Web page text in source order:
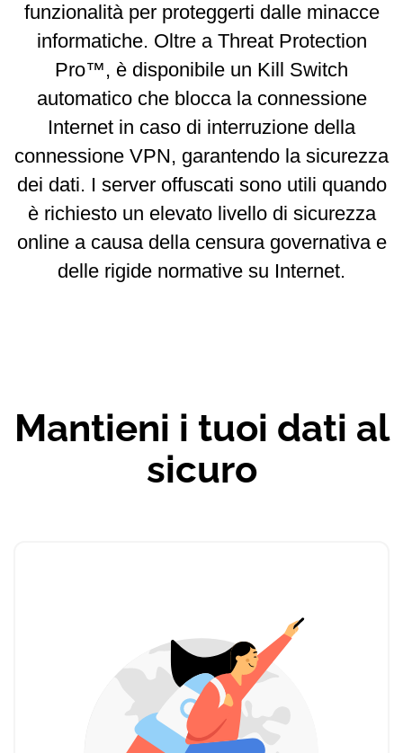
funzionalità per proteggerti dalle minacce
informatiche. Oltre a Threat Protection
Pro™, è disponibile un Kill Switch
automatico che blocca la connessione
Internet in caso di interruzione della
connessione VPN, garantendo la sicurezza
dei dati. I server offuscati sono utili quando
è richiesto un elevato livello di sicurezza
online a causa della censura governativa e
delle rigide normative su Internet.
Mantieni i tuoi dati al
sicuro